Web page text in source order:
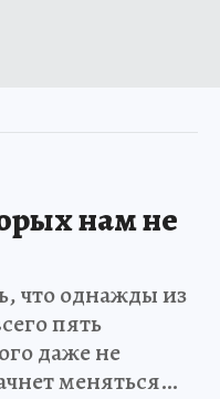
нам не
что однажды из
пять
даже не
меняться…